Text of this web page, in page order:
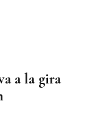
a la gira